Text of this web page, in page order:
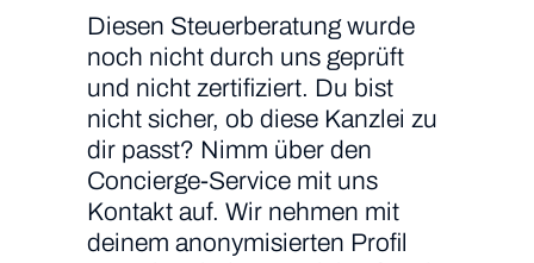
Diesen Steuerberatung wurde
noch nicht durch uns geprüft
und nicht zertifiziert. Du bist
nicht sicher, ob diese Kanzlei zu
dir passt? Nimm über den
Concierge-Service mit uns
Kontakt auf. Wir nehmen mit
deinem anonymisierten Profil